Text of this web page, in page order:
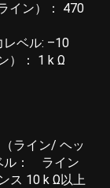
イン）： 470
ベル: –10
）： 1 k Ω
ライン/ ヘッ
ル： ライン
ス 10 k Ω以上